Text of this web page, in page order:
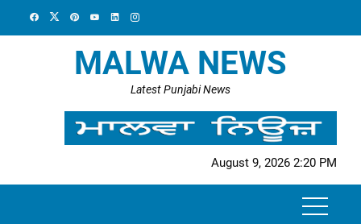
MALWA NEWS
Latest Punjabi News
August 9, 2026 2:20 PM